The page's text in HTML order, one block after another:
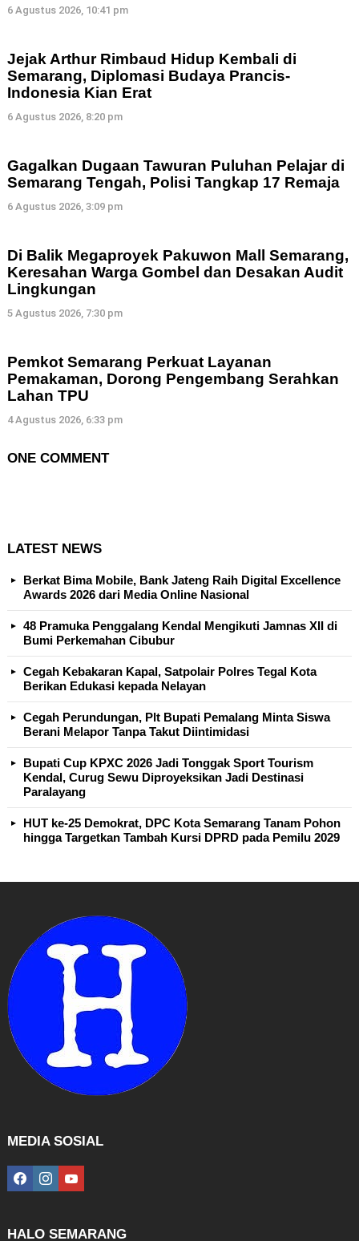
6 Agustus 2026, 10:41 pm
Jejak Arthur Rimbaud Hidup Kembali di
Semarang, Diplomasi Budaya Prancis-
Indonesia Kian Erat
6 Agustus 2026, 8:20 pm
Gagalkan Dugaan Tawuran Puluhan Pelajar di
Semarang Tengah, Polisi Tangkap 17 Remaja
6 Agustus 2026, 3:09 pm
Di Balik Megaproyek Pakuwon Mall Semarang,
Keresahan Warga Gombel dan Desakan Audit
Lingkungan
5 Agustus 2026, 7:30 pm
Pemkot Semarang Perkuat Layanan
Pemakaman, Dorong Pengembang Serahkan
Lahan TPU
4 Agustus 2026, 6:33 pm
ONE COMMENT
LATEST NEWS
Berkat Bima Mobile, Bank Jateng Raih Digital Excellence
Awards 2026 dari Media Online Nasional
48 Pramuka Penggalang Kendal Mengikuti Jamnas XII di
Bumi Perkemahan Cibubur
Cegah Kebakaran Kapal, Satpolair Polres Tegal Kota
Berikan Edukasi kepada Nelayan
Cegah Perundungan, Plt Bupati Pemalang Minta Siswa
Berani Melapor Tanpa Takut Diintimidasi
Bupati Cup KPXC 2026 Jadi Tonggak Sport Tourism
Kendal, Curug Sewu Diproyeksikan Jadi Destinasi
Paralayang
HUT ke-25 Demokrat, DPC Kota Semarang Tanam Pohon
hingga Targetkan Tambah Kursi DPRD pada Pemilu 2029
MEDIA SOSIAL
facebookinstagramyoutube
HALO SEMARANG